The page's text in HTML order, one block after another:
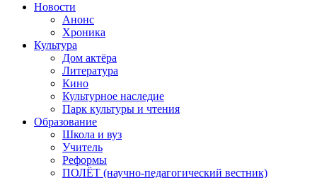
Новости
Анонс
Хроника
Культура
Дом актёра
Литература
Кино
Культурное наследие
Парк культуры и чтения
Образование
Школа и вуз
Учитель
Реформы
ПОЛЁТ (научно-педагогический вестник)